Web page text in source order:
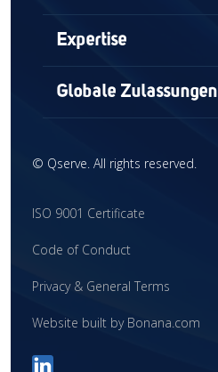
Beratung
Audits und Beurteilungen
Globaler Marktzugang
Interim-Unterstützung
Klinische Forschung
Expertise
Medizinprodukte
Kombinationsprodukte
In-vitro-Diagnostik (IVD)
Globale Zulassungen
Europe
China
Vereinigtes Königreich
Lateinamerika
Naher Osten
© Qserve. All rights reserved.
ISO 9001 Certificate
Code of Conduct
Privacy & General Terms
Website built by Bonana.com